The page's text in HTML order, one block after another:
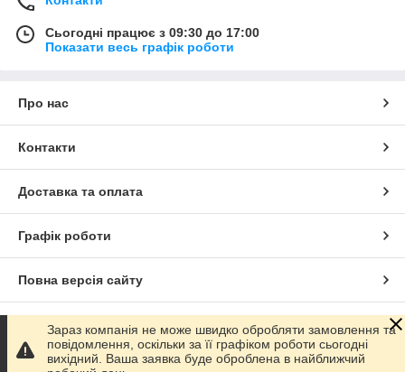
Сьогодні працює з 09:30 до 17:00
Показати весь графік роботи
Про нас
Контакти
Доставка та оплата
Графік роботи
Повна версія сайту
Сайт створено на маркетплейсі Prom.ua
Політика конфіденційності
Зараз компанія не може швидко обробляти замовлення та
повідомлення, оскільки за її графіком роботи сьогодні
вихідний. Ваша заявка буде оброблена в найближчий